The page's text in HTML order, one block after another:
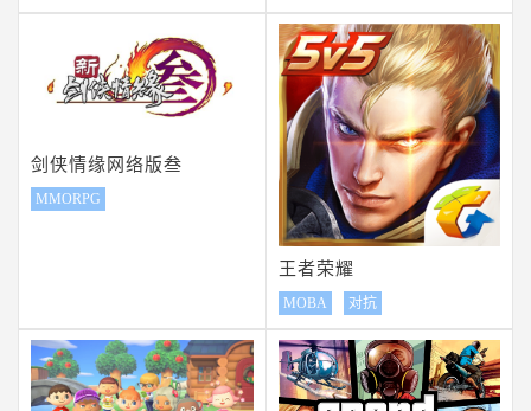
剑侠情缘网络版叁
MMORPG
王者荣耀
MOBA 对抗